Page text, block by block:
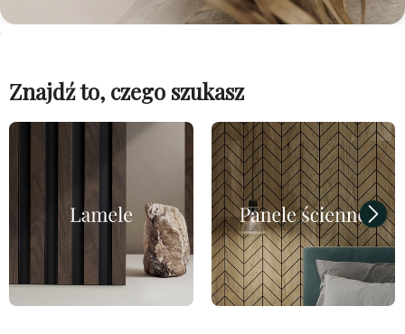
Znajdź to, czego szukasz